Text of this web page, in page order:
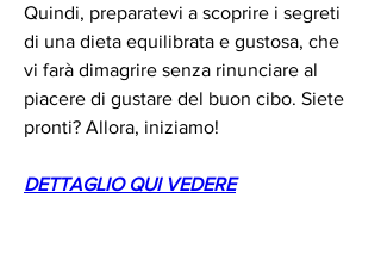
Quindi, preparatevi a scoprire i segreti
di una dieta equilibrata e gustosa, che
vi farà dimagrire senza rinunciare al
piacere di gustare del buon cibo. Siete
pronti? Allora, iniziamo!
DETTAGLIO QUI VEDERE